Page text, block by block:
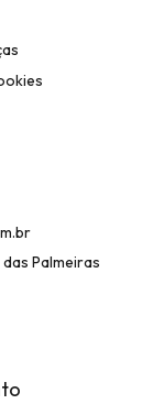
Palmeiras